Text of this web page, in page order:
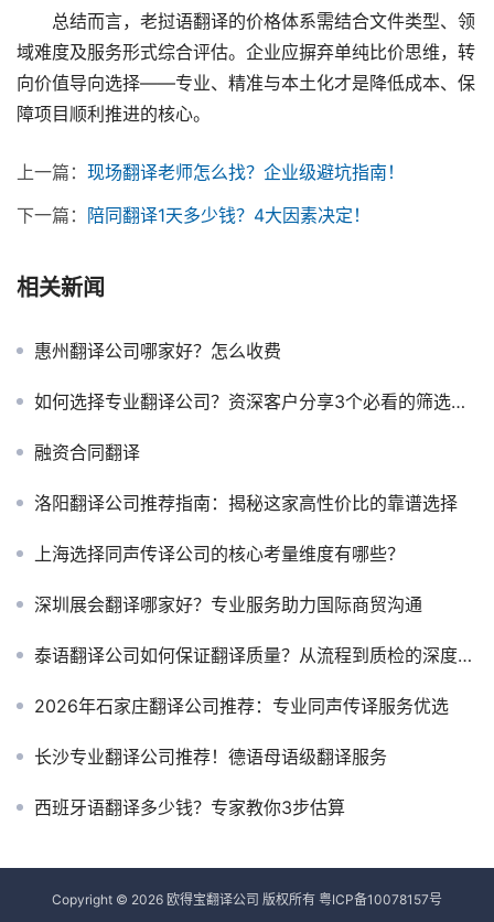
总结而言，老挝语翻译的价格体系需结合文件类型、领
域难度及服务形式综合评估。企业应摒弃单纯比价思维，转
向价值导向选择——专业、精准与本土化才是降低成本、保
障项目顺利推进的核心。
上一篇： 现场翻译老师怎么找？企业级避坑指南！
下一篇： 陪同翻译1天多少钱？4大因素决定！
相关新闻
惠州翻译公司哪家好？怎么收费
如何选择专业翻译公司？资深客户分享3个必看的筛选标准
融资合同翻译
洛阳翻译公司推荐指南：揭秘这家高性价比的靠谱选择
上海选择同声传译公司的核心考量维度有哪些？
深圳展会翻译哪家好？专业服务助力国际商贸沟通
泰语翻译公司如何保证翻译质量？从流程到质检的深度剖析
2026年石家庄翻译公司推荐：专业同声传译服务优选
长沙专业翻译公司推荐！德语母语级翻译服务
西班牙语翻译多少钱？专家教你3步估算
Copyright © 2026 欧得宝翻译公司 版权所有 粤ICP备10078157号